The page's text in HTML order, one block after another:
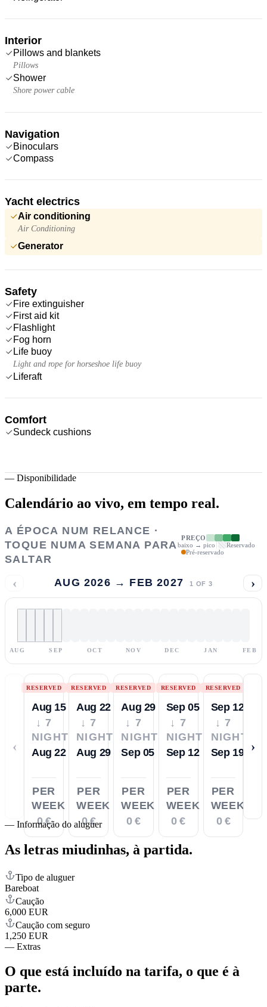
Interior
Pillows and blankets
Pillows
Shower
Shore power cable
Navigation
Binoculars
Compass
Yacht electrics
Air conditioning
Air Conditioning
Generator
Safety
Fire extinguisher
First aid kit
Flashlight
Fog horn
Life buoy
Light and rope for horseshoe life buoy
Liferaft
Comfort
Sundeck cushions
— Disponibilidade
Calendário ao vivo, em tempo real.
A ÉPOCA NUM RELANCE ·
TOQUE NUMA SEMANA PARA
SALTAR
PREÇO
baixo → pico
Reservado
Pré-reservado
‹ AUG 2026 → FEB 2027 1 OF 3 ›
AUG SEP OCT NOV DEC JAN FEB
‹
RESERVED
Aug 15
↓ 7
NIGHTS
Aug 22
PER
WEEK
0 €
RESERVED
Aug 22
↓ 7
NIGHTS
Aug 29
PER
WEEK
0 €
RESERVED
Aug 29
↓ 7
NIGHTS
Sep 05
PER
WEEK
0 €
RESERVED
Sep 05
↓ 7
NIGHTS
Sep 12
PER
WEEK
0 €
RESERVED
Sep 12
↓ 7
NIGHTS
Sep 19
PER
WEEK
0 €
›
— Informação do aluguer
As letras miudinhas, à partida.
Tipo de aluguer
Bareboat
Caução
6,000 EUR
Caução com seguro
1,250 EUR
— Extras
O que está incluído na tarifa, o que é à
parte.